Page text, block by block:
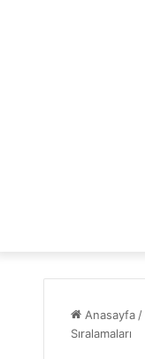
Anasayfa /
Sıralamaları